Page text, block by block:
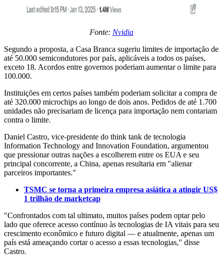
Fonte: Nvidia
Segundo a proposta, a Casa Branca sugeriu limites de importação de
até 50.000 semicondutores por país, aplicáveis a todos os países,
exceto 18. Acordos entre governos poderiam aumentar o limite para
100.000.
Instituições em certos países também poderiam solicitar a compra de
até 320.000 microchips ao longo de dois anos. Pedidos de até 1.700
unidades não precisariam de licença para importação nem contariam
contra o limite.
Daniel Castro, vice-presidente do think tank de tecnologia
Information Technology and Innovation Foundation, argumentou
que pressionar outras nações a escolherem entre os EUA e seu
principal concorrente, a China, apenas resultaria em "alienar
parceiros importantes."
TSMC se torna a primeira empresa asiática a atingir US$
1 trilhão de marketcap
"Confrontados com tal ultimato, muitos países podem optar pelo
lado que oferece acesso contínuo às tecnologias de IA vitais para seu
crescimento econômico e futuro digital — e atualmente, apenas um
país está ameaçando cortar o acesso a essas tecnologias," disse
Castro.